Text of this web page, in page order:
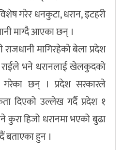
सम्पादकीय
विशेष
संस्कृति साहित्य
गरेर धनकुटा, धरान, इटहरी
माग्दै आएका छन् ।
मागिरहेको बेला प्रदेश
राईले भने धरानलाई खेलकुदको
गरेका छन् । प्रदेश सरकारले
दिएको उल्लेख गर्दै प्रदेश १
हिजो धरानमा भएको बुढा
हुन ।